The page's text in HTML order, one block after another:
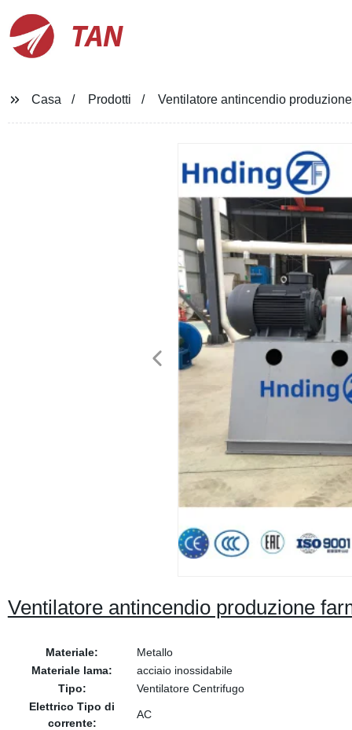
TAN
Casa Prodotti Ventilatore antincendio
Ventilatore antincendio produzione
Materiale:
Metallo
Materiale lama:
acciaio inossidabile
Tipo:
Ventilatore Centrifugo
Elettrico Tipo di
corrente:
AC